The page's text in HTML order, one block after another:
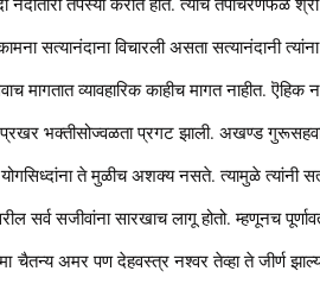
सत्यानंदाना विचारली असता सत्यानंदानी
व्यावहारिक काहीच मागत नाहीत. ऎहिक
भक्तीसोज्वळता प्रगट झाली. अखण्ड
ते मुळीच अशक्य नसते. त्यामुळे त्यांनी
सर्व सजीवांना सारखाच लागू होतो. म्हणूनच
चैतन्य अमर पण देहवस्त्र नश्वर तेव्हा ते जीर्ण